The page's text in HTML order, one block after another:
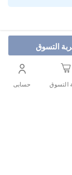
التسوق
التسوق حسابى